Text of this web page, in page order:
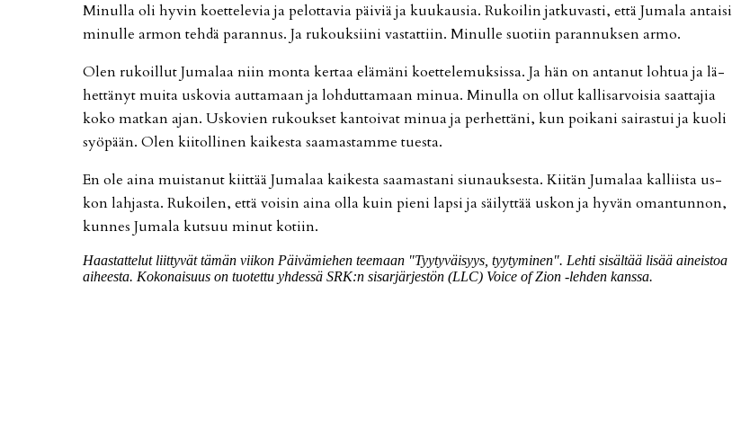
Mi­nul­la oli hy­vin ko­et­te­le­via ja pe­lot­ta­via päi­viä ja kuu­kau­sia. Ru­koi­lin jat­ku­vas­ti, et­tä Ju­ma­la an­tai­si
mi­nul­le ar­mon teh­dä pa­ran­nus. Ja ru­kouk­sii­ni vas­tat­tiin. Mi­nul­le suo­tiin pa­ran­nuk­sen ar­mo.
Olen ru­koil­lut Ju­ma­laa niin mon­ta ker­taa elä­mä­ni ko­et­te­le­muk­sis­sa. Ja hän on an­ta­nut loh­tua ja lä­
het­tä­nyt mui­ta us­ko­via aut­ta­maan ja loh­dut­ta­maan mi­nua. Mi­nul­la on ol­lut kal­li­sar­voi­sia saat­ta­jia
koko mat­kan ajan. Us­ko­vien ru­kouk­set kan­toi­vat mi­nua ja per­het­tä­ni, kun poi­ka­ni sai­ras­tui ja kuo­li
syö­pään. Olen kii­tol­li­nen kai­kes­ta saa­mas­tam­me tu­es­ta.
En ole ai­na muis­ta­nut kiit­tää Ju­ma­laa kai­kes­ta saa­mas­ta­ni siu­nauk­ses­ta. Kii­tän Ju­ma­laa kal­liis­ta us­
kon lah­jas­ta. Ru­koi­len, et­tä voi­sin ai­na ol­la kuin pie­ni lap­si ja säi­lyt­tää us­kon ja hy­vän oman­tun­non,
kun­nes Ju­ma­la kut­suu mi­nut ko­tiin.
Haas­tat­te­lut liit­ty­vät tä­män vii­kon Päi­vä­mie­hen tee­maan "Tyy­ty­väi­syys, tyy­ty­mi­nen". Leh­ti si­säl­tää li­sää ai­neis­toa
ai­hees­ta. Ko­ko­nai­suus on tuo­tet­tu yh­des­sä SRK:n si­sar­jär­jes­tön (LLC) Voi­ce of Zion -leh­den kans­sa.